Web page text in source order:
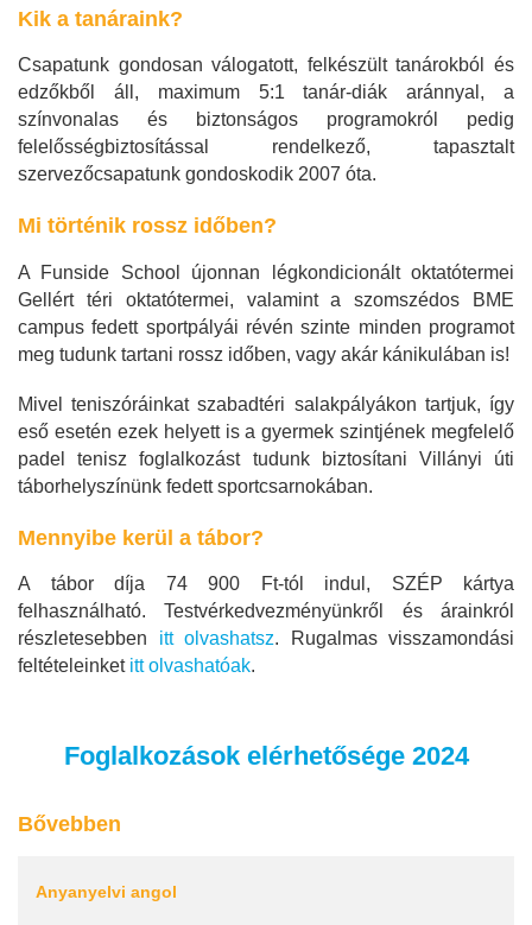
Kik a tanáraink?
Csapatunk gondosan válogatott, felkészült tanárokból és
edzőkből áll, maximum 5:1 tanár-diák aránnyal, a
színvonalas és biztonságos programokról pedig
felelősségbiztosítással rendelkező, tapasztalt
szervezőcsapatunk gondoskodik 2007 óta.
Mi történik rossz időben?
A Funside School újonnan légkondicionált oktatótermei
Gellért téri oktatótermei, valamint a szomszédos BME
campus fedett sportpályái révén szinte minden programot
meg tudunk tartani rossz időben, vagy akár kánikulában is!
Mivel teniszóráinkat szabadtéri salakpályákon tartjuk, így
eső esetén ezek helyett is a gyermek szintjének megfelelő
padel tenisz foglalkozást tudunk biztosítani Villányi úti
táborhelyszínünk fedett sportcsarnokában.
Mennyibe kerül a tábor?
A tábor díja 74 900 Ft-tól indul, SZÉP kártya
felhasználható. Testvérkedvezményünkről és árainkról
részletesebben itt olvashatsz. Rugalmas visszamondási
feltételeinket itt olvashatóak.
Foglalkozások elérhetősége 2024
Bővebben
Anyanyelvi angol